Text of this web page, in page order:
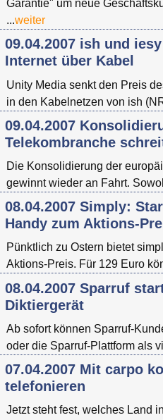
Garantie" um neue
...weiter
09.04.2007 ish und
Internet über Kabel
Unity Media senkt den Preis
in den Kabelnetzen von ish
09.04.2007
Telekombranche
Die Konsolidierung der
gewinnt wieder an Fahrt.
08.04.2007 Simply:
Handy zum Aktions-
Pünktlich zu Ostern bietet
Aktions-Preis. Für 129 Euro
08.04.2007 Sparruf
Diktiergerät
Ab sofort können Sparruf-
oder die Sparruf-Plattform als
07.04.2007 Mit carpo
telefonieren
Jetzt steht fest, welches Land